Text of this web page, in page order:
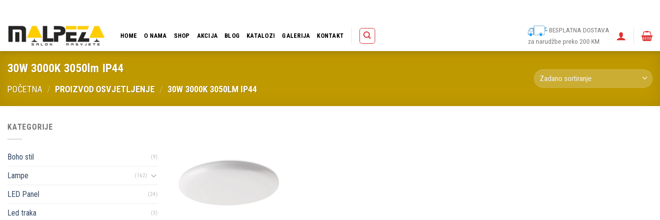
content
HOME O NAMA SHOP AKCIJA BLOG KATALOZI GALERIJA KONTAKT
BESPLATNA DOSTAVA
za narudžbe preko 200 KM
30W 3000K 3050lm IP44
POČETNA / PROIZVOD OSVJETLJENJE / 30W 3000K 3050LM IP44
KATEGORIJE
Boho stil (9)
Lampe (162)
LED Panel (24)
Led traka (3)
Dodaj u
omiljene